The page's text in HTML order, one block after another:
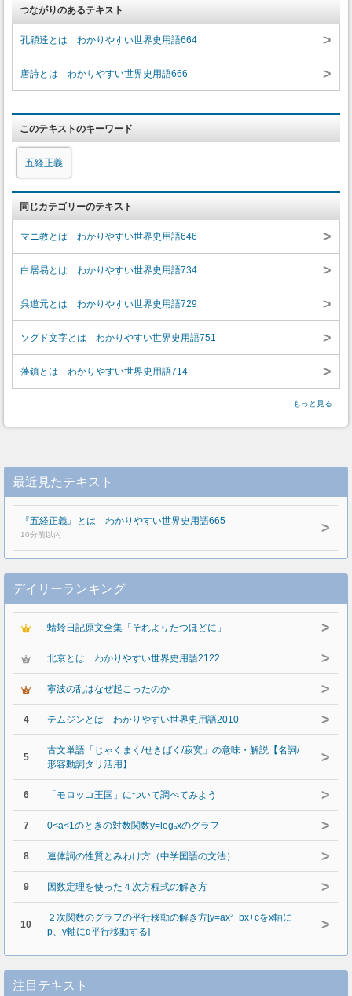
つながりのあるテキスト
孔穎達とは わかりやすい世界史用語664 >
唐詩とは わかりやすい世界史用語666 >
このテキストのキーワード
五経正義
同じカテゴリーのテキスト
マニ教とは わかりやすい世界史用語646 >
白居易とは わかりやすい世界史用語734 >
呉道元とは わかりやすい世界史用語729 >
ソグド文字とは わかりやすい世界史用語751 >
藩鎮とは わかりやすい世界史用語714 >
もっと見る
最近見たテキスト
『五経正義』とは わかりやすい世界史用語665
10分前以内 >
デイリーランキング
蜻蛉日記原文全集「それよりたつほどに」 >
北京とは わかりやすい世界史用語2122 >
寧波の乱はなぜ起こったのか >
4 テムジンとは わかりやすい世界史用語2010 >
5
古文単語「じゃくまく/せきばく/寂寞」の意味・解説【名詞/
形容動詞タリ活用】
>
6 「モロッコ王国」について調べてみよう >
7 0<a<1のときの対数関数y=logₐxのグラフ >
8 連体詞の性質とみわけ方（中学国語の文法） >
9 因数定理を使った４次方程式の解き方 >
10
２次関数のグラフの平行移動の解き方[y=ax²+bx+cをx軸に
p、y軸にq平行移動する]
>
注目テキスト